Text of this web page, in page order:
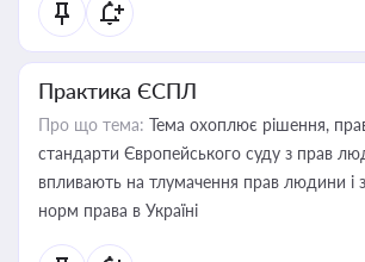
Практика ЄСПЛ
Про що тема: Тема охоплює рішення,
стандарти Європейського суду з прав
впливають на тлумачення прав людини і
норм права в Україні